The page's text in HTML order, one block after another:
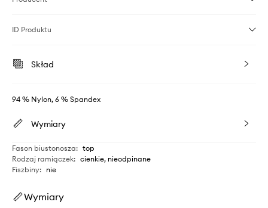
ID Produktu
Skład
94 % Nylon, 6 % Spandex
Wymiary
Fason biustonosza: top
Rodzaj ramiączek: cienkie, nieodpinane
Fiszbiny: nie
Wymiary